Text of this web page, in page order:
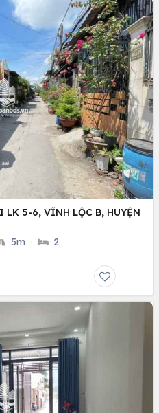
LK 5-6, VĨNH LỘC B, HUYỆN
5m · 2